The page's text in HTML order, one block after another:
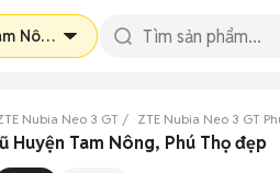
Nông
Nubia Neo 3 GT ZTE Nubia Neo 3 GT
Tam Nông, Phú Thọ đẹp